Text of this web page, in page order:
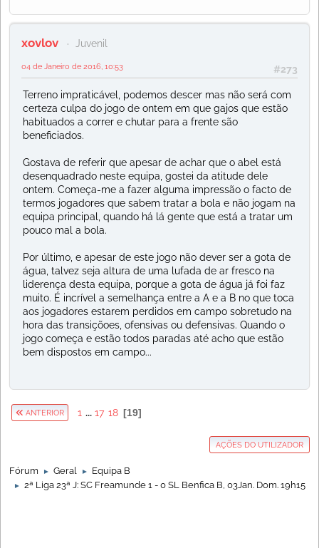
xovlov Juvenil
#273
04 de Janeiro de 2016, 10:53
Terreno impraticável, podemos descer mas não será com
certeza culpa do jogo de ontem em que gajos que estão
habituados a correr e chutar para a frente são
beneficiados.
Gostava de referir que apesar de achar que o abel está
desenquadrado neste equipa, gostei da atitude dele
ontem. Começa-me a fazer alguma impressão o facto de
termos jogadores que sabem tratar a bola e não jogam na
equipa principal, quando há lá gente que está a tratar um
pouco mal a bola.
Por último, e apesar de este jogo não dever ser a gota de
água, talvez seja altura de uma lufada de ar fresco na
liderença desta equipa, porque a gota de água já foi faz
muito. É incrível a semelhança entre a A e a B no que toca
aos jogadores estarem perdidos em campo sobretudo na
hora das transiçõoes, ofensivas ou defensivas. Quando o
jogo começa e estão todos paradas até acho que estão
bem dispostos em campo...
ANTERIOR 1 ... 17 18 19
AÇÕES DO UTILIZADOR
Fórum ► Geral ► Equipa B
► 2ª Liga 23ª J: SC Freamunde 1 - 0 SL Benfica B, 03Jan. Dom. 19h15